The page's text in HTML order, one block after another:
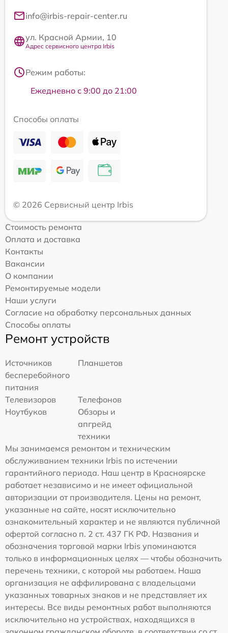
info@irbis-repair-center.ru
ул. Красной Армии, 10
Адрес сервисного центра Irbis
Режим работы:
Ежедневно с 9:00 до 21:00
Способы оплаты
© 2026 Сервисный центр Irbis
Стоимость ремонта
Оплата и доставка
Контакты
Вакансии
О компании
Ремонтируемые модели
Наши услуги
Согласие на обработку персональных данных
Способы оплаты
Ремонт устройств
Источников
бесперебойного
питания
Планшетов
Телевизоров
Телефонов
Ноутбуков
Обзоры и
апгрейд
техники
Мы занимаемся ремонтом и техническим
обслуживанием техники Irbis по истечении
гарантийного периода. Наш центр в Красноярске
работает независимо и не имеет официальной
авторизации от производителя. Цены на ремонт,
указанные на сайте, носят исключительно
ознакомительный характер и не являются публичной
офертой согласно п. 2 ст. 437 ГК РФ. Названия и
обозначения торговой марки Irbis упоминаются
только в информационных целях — чтобы обозначить
перечень техники, с которой мы работаем. Наша
организация не аффилирована с владельцами
указанных товарных знаков и не представляет их
интересы. Все виды ремонтных работ выполняются
исключительно на устройствах, находящихся в